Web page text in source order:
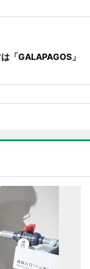
GALAPAGOS」